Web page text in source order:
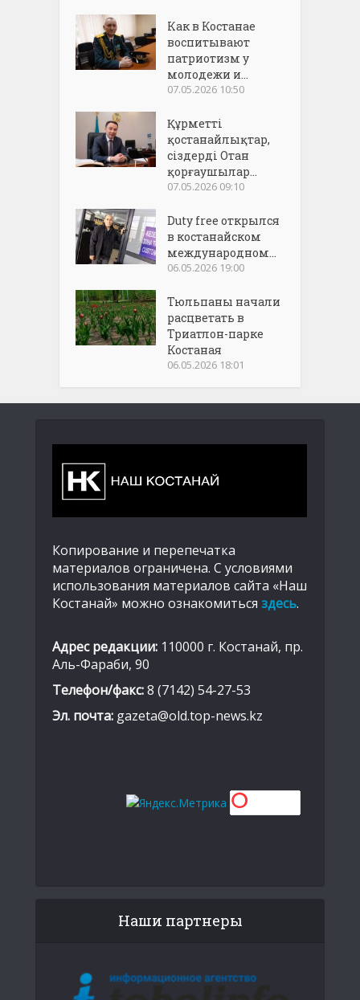
Как в Костанае
воспитывают
патриотизм у
молодежи и...
07.05.2026 10:50
Құрметті
қостанайлықтар,
сіздерді Отан
қорғаушылар...
07.05.2026 09:10
Duty free открылся
в костанайском
международном...
06.05.2026 19:00
Тюльпаны начали
расцветать в
Триатлон-парке
Костаная
06.05.2026 18:01
Копирование и перепечатка
материалов ограничена. С условиями
использования материалов сайта «Наш
Костанай» можно ознакомиться здесь.
Адрес редакции: 110000 г. Костанай, пр.
Аль-Фараби, 90
Телефон/факс:8 (7142) 54-27-53
Эл. почта: gazeta@old.top-news.kz
Наши партнеры